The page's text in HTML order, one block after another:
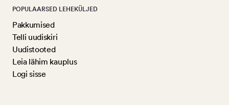
POPULAARSED LEHEKÜLJED
Pakkumised
Telli uudiskiri
Uudistooted
Leia lähim kauplus
Logi sisse